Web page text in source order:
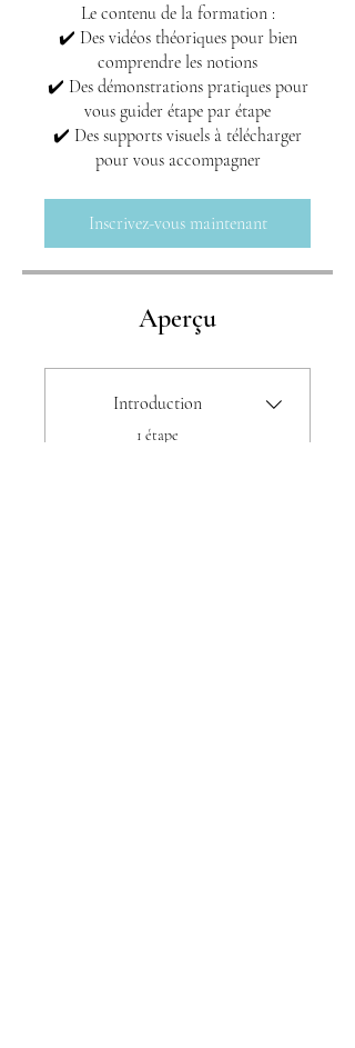
Le contenu de la formation :
✔️ Des vidéos théoriques pour bien
comprendre les notions
✔️ Des démonstrations pratiques pour
vous guider étape par étape
✔️ Des supports visuels à télécharger
pour vous accompagner
Inscrivez-vous maintenant
Aperçu
Introduction
1 étape